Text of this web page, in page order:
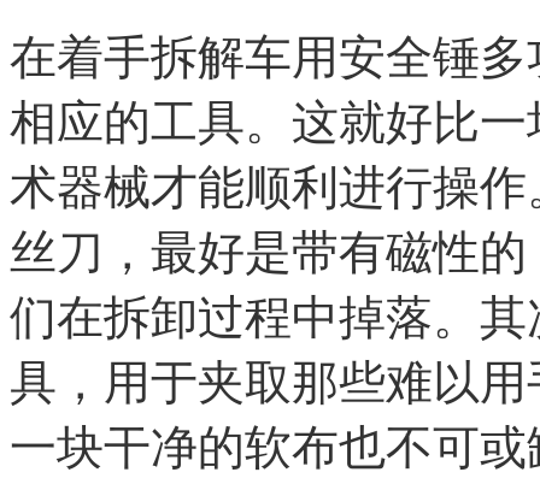
在着手拆解车用安全锤
相应的工具。这就好比
术器械才能顺利进行操
丝刀，最好是带有磁性
们在拆卸过程中掉落。
具，用于夹取那些难以
一块干净的软布也不可